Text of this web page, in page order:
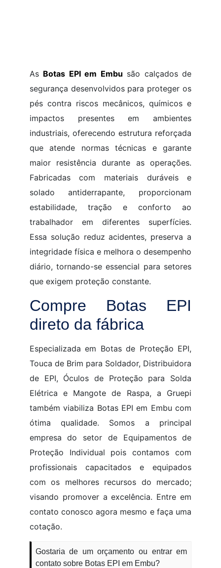
As Botas EPI em Embu são calçados de
segurança desenvolvidos para proteger os
pés contra riscos mecânicos, químicos e
impactos presentes em ambientes
industriais, oferecendo estrutura reforçada
que atende normas técnicas e garante
maior resistência durante as operações.
Fabricadas com materiais duráveis e
solado antiderrapante, proporcionam
estabilidade, tração e conforto ao
trabalhador em diferentes superfícies.
Essa solução reduz acidentes, preserva a
integridade física e melhora o desempenho
diário, tornando-se essencial para setores
que exigem proteção constante.
Compre Botas EPI
direto da fábrica
Especializada em Botas de Proteção EPI,
Touca de Brim para Soldador, Distribuidora
de EPI, Óculos de Proteção para Solda
Elétrica e Mangote de Raspa, a Gruepi
também viabiliza Botas EPI em Embu com
ótima qualidade. Somos a principal
empresa do setor de Equipamentos de
Proteção Individual pois contamos com
profissionais capacitados e equipados
com os melhores recursos do mercado;
visando promover a excelência. Entre em
contato conosco agora mesmo e faça uma
cotação.
Gostaria de um orçamento ou entrar em
contato sobre Botas EPI em Embu?